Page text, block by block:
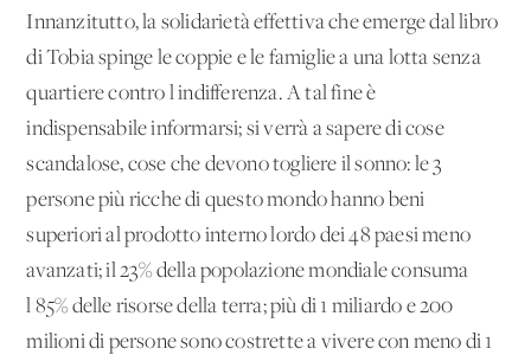
Innanzitutto, la solidarietà effettiva che emerge dal libro
di Tobia spinge le coppie e le famiglie a una lotta senza
quartiere contro l'indifferenza. A tal fine è
indispensabile informarsi; si verrà a sapere di cose
scandalose, cose che devono togliere il sonno: le 3
persone più ricche di questo mondo hanno beni
superiori al prodotto interno lordo dei 48 paesi meno
avanzati; il 23% della popolazione mondiale consuma
l'85% delle risorse della terra; più di 1 miliardo e 200
milioni di persone sono costrette a vivere con meno di 1